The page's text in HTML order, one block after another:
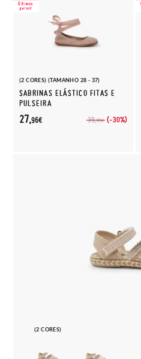
(2 CORES) (TAMANHO 28 - 37)
SABRINAS ELÁSTICO FITAS E
PULSEIRA
39,95€ (-30%)
27,96€
(2 CORES)